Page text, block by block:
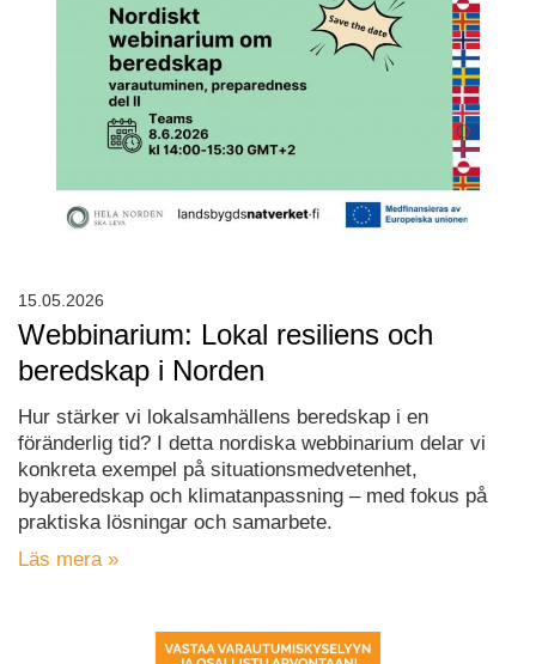
Webbinarium: Lokal resiliens och
beredskap i Norden
Hur stärker vi lokalsamhällens beredskap i en
föränderlig tid? I detta nordiska webbinarium delar vi
konkreta exempel på situationsmedvetenhet,
byaberedskap och klimatanpassning – med fokus på
praktiska lösningar och samarbete.
Läs mera »
15.05.2026